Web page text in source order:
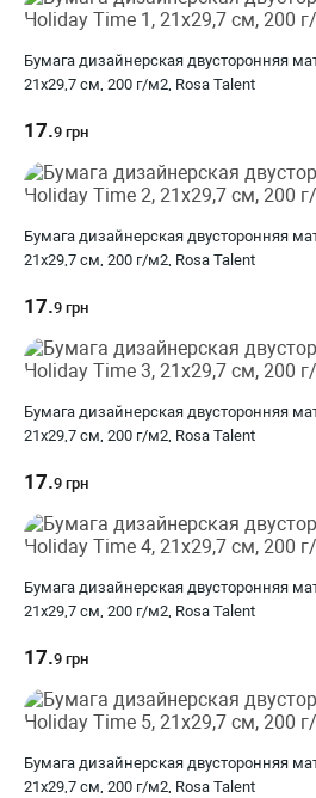
Бумага дизайнерская двусторонняя
21х29,7 см, 200 г/м2, Rosa Talent
17.9 грн
Бумага дизайнерская двусторонняя
21х29,7 см, 200 г/м2, Rosa Talent
17.9 грн
Бумага дизайнерская двусторонняя
21х29,7 см, 200 г/м2, Rosa Talent
17.9 грн
Бумага дизайнерская двусторонняя
21х29,7 см, 200 г/м2, Rosa Talent
17.9 грн
Бумага дизайнерская двусторонняя
21х29,7 см, 200 г/м2, Rosa Talent